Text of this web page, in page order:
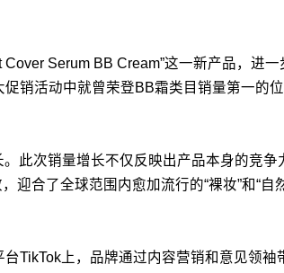
Serum BB Cream”这一新产品，进
销活动中就曾荣登BB霜类目销量第一的
此次销量增长不仅反映出产品本身的竞
合了全球范围内愈加流行的“裸妆”和“自
TikTok上，品牌通过内容营销和意见领